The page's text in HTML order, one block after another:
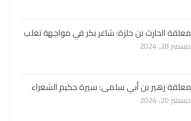
معلقة الحارث بن حلزة: شاعر بكر في مواجهة تغلب
ديسمبر 28, 2024
معلقة زهير بن أبي سلمى: سيرة حكيم الشعراء
ديسمبر 20, 2024